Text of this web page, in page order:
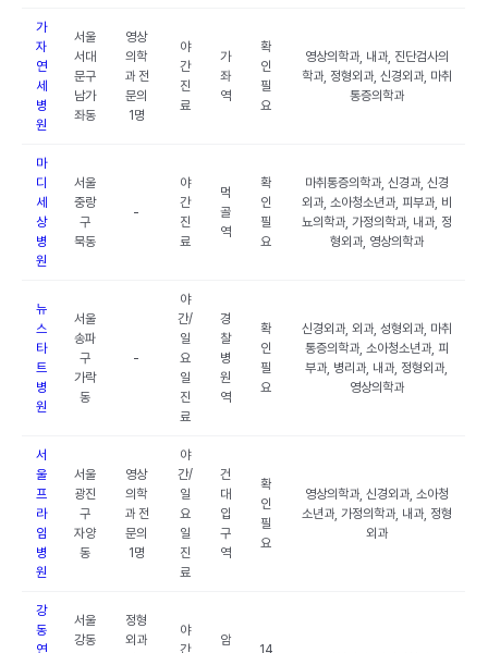
가
자
연
세
병
원
서울
서대
문구
남가
좌동
영상
의학
과 전
문의
1명
야
간
진
료
가
좌
역
확
인
필
요
영상의학과, 내과, 진단검사의
학과, 정형외과, 신경외과, 마취
통증의학과
마
디
세
상
병
원
서울
중랑
구
묵동
-
야
간
진
료
먹
골
역
확
인
필
요
마취통증의학과, 신경과, 신경
외과, 소아청소년과, 피부과, 비
뇨의학과, 가정의학과, 내과, 정
형외과, 영상의학과
뉴
스
타
트
병
원
서울
송파
구
가락
동
-
야
간/
일
요
일
진
료
경
찰
병
원
역
확
인
필
요
신경외과, 외과, 성형외과, 마취
통증의학과, 소아청소년과, 피
부과, 병리과, 내과, 정형외과,
영상의학과
서
울
프
라
임
병
원
서울
광진
구
자양
동
영상
의학
과 전
문의
1명
야
간/
일
요
일
진
료
건
대
입
구
역
확
인
필
요
영상의학과, 신경외과, 소아청
소년과, 가정의학과, 내과, 정형
외과
강
동
연
서울
강동
정형
외과
야
간
암
14